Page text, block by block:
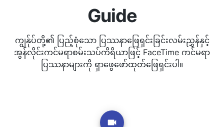
Guide
ကျွန်ုပ်တို့၏ ပြည့်စုံသော ပြဿနာဖြေရှင်းခြင်းလမ်းညွှန်နှင့်
အွန်လိုင်းကင်မရာစမ်းသပ်ကိရိယာဖြင့် FaceTime ကင်မရာ
ပြဿနာများကို ရှာဖွေဖော်ထုတ်ဖြေရှင်းပါ။